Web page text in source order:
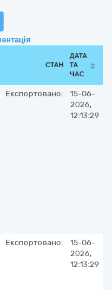
СТАН
ДАТА
ТА
ЧАС
Експортовано:
15-06-
2026,
12:13:29
Експортовано:
15-06-
2026,
12:13:29